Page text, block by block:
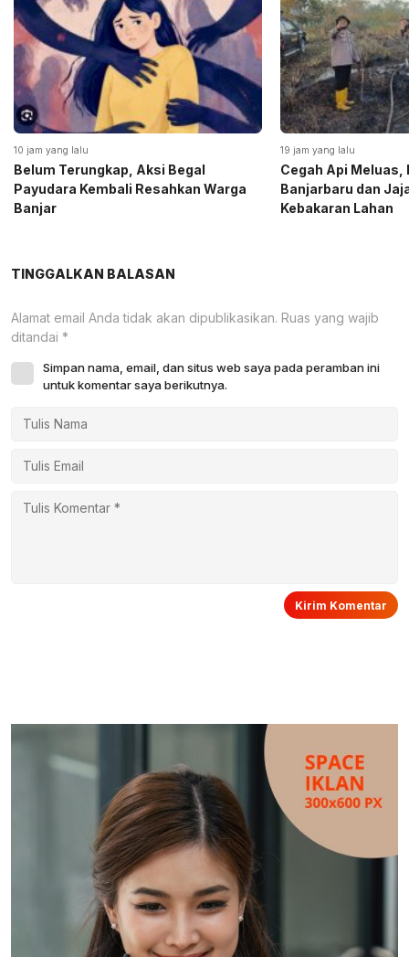
10 jam yang lalu
Belum Terungkap, Aksi Begal
Payudara Kembali Resahkan Warga
Banjar
19 jam yang lalu
Cegah Api Meluas,
Banjarbaru dan
Kebakaran Lahan
TINGGALKAN BALASAN
Alamat email Anda tidak akan dipublikasikan. Ruas yang wajib
ditandai *
Simpan nama, email, dan situs web saya pada peramban ini
untuk komentar saya berikutnya.